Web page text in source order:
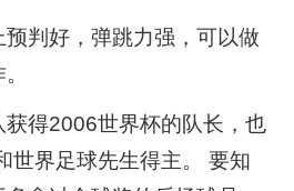
判好，弹跳力强，可以做
得2006世界杯的队长，也
世界足球先生得主。 要知